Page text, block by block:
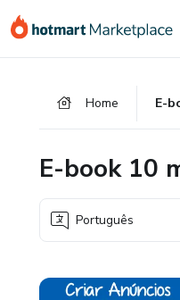
para
para
para
Home
E-book 10
Português